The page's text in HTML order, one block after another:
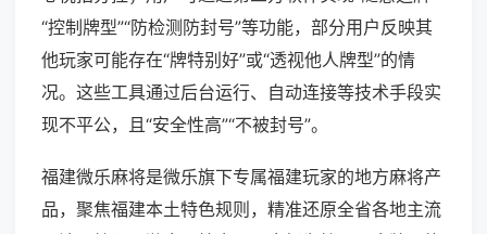
“控制牌型”“防检测防封号”等功能，部分用户反映其
他玩家可能存在“牌特别好”或“透视他人牌型”的情
况。这些工具通过后台运行、自动连接等技术手段实
现不平公，且“安全性高”“不被封号”。
福建微乐麻将是微乐旗下专属福建玩家的地方麻将产
品，聚焦福建本土特色规则，精准还原全省各地主流